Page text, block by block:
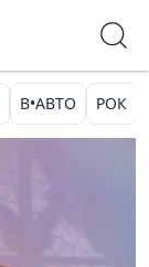
В•АВТО РОК